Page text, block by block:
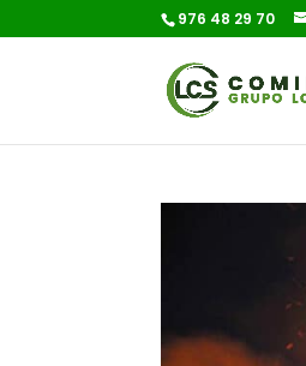
976 48 29 70